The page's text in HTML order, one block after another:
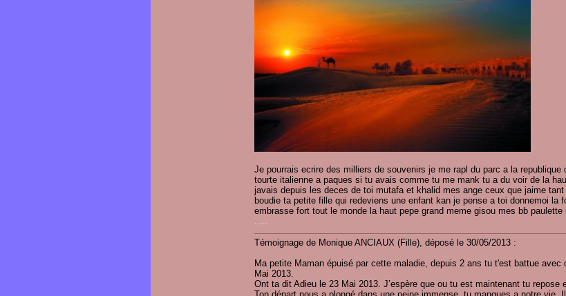
Je pourrais ecrire des milliers de souvenirs je me rapl du parc a la
tourte italienne a paques si tu avais comme tu me mank tu a du voir de la
javais depuis les deces de toi mutafa et khalid mes ange ceux que jaime
boudie ta petite fille qui redeviens une enfant kan je pense a toi donnemoi
embrasse fort tout le monde la haut pepe grand meme gisou mes bb
.....
Témoignage de Monique ANCIAUX (Fille), déposé le 30/05/2013 :
Ma petite Maman épuisé par cette maladie, depuis 2 ans tu t'est battue
Mai 2013.
Ont ta dit Adieu le 23 Mai 2013. J’espère que ou tu est maintenant tu repose